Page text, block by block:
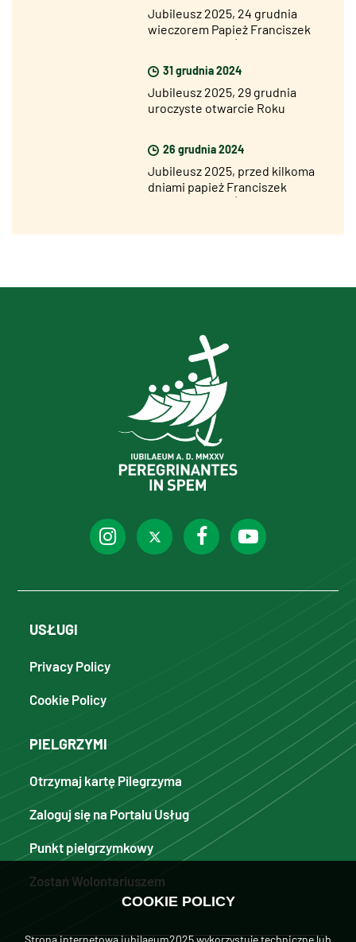
Jubileusz 2025, 24 grudnia
wieczorem Papież Franciszek
otworzył Drzwi Święte Bazyliki
31 grudnia 2024
Jubileusz 2025, 29 grudnia
uroczyste otwarcie Roku
26 grudnia 2024
Jubileusz 2025, przed kilkoma
dniami papież Franciszek
otworzył Drzwi Święte w
USŁUGI
Privacy Policy
Cookie Policy
PIELGRZYMI
Otrzymaj kartę Pilegrzyma
Zaloguj się na Portalu Usług
Punkt pielgrzymkowy
Zostań Wolontariuszem
COOKIE POLICY
Strona internetowa iubilaeum2025 wykorzystuje techniczne lub